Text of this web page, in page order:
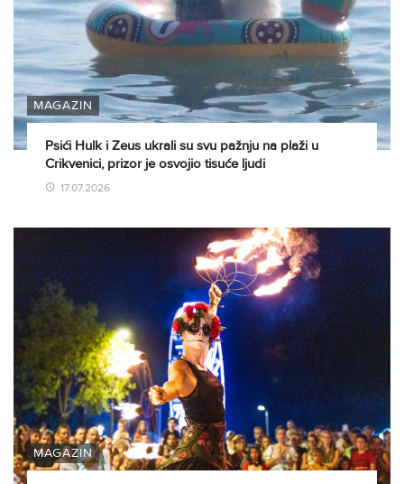
MAGAZIN
Psići Hulk i Zeus ukrali su svu pažnju na plaži u
Crikvenici, prizor je osvojio tisuće ljudi
17.07.2026
MAGAZIN